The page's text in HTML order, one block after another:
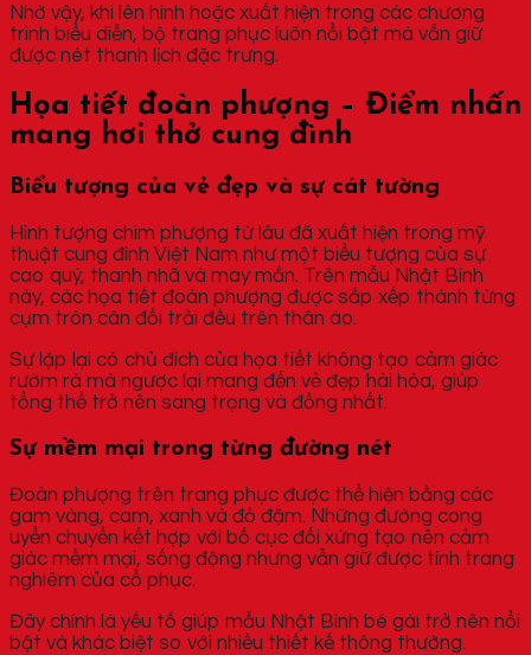
Nhờ vậy, khi lên hình hoặc xuất hiện trong các chương
trình biểu diễn, bộ trang phục luôn nổi bật mà vẫn giữ
được nét thanh lịch đặc trưng.
Họa tiết đoàn phượng – Điểm nhấn
mang hơi thở cung đình
Biểu tượng của vẻ đẹp và sự cát tường
Hình tượng chim phượng từ lâu đã xuất hiện trong mỹ
thuật cung đình Việt Nam như một biểu tượng của sự
cao quý, thanh nhã và may mắn. Trên mẫu Nhật Bình
này, các họa tiết đoàn phượng được sắp xếp thành từng
cụm tròn cân đối trải đều trên thân áo.
Sự lặp lại có chủ đích của họa tiết không tạo cảm giác
rườm rà mà ngược lại mang đến vẻ đẹp hài hòa, giúp
tổng thể trở nên sang trọng và đồng nhất.
Sự mềm mại trong từng đường nét
Đoàn phượng trên trang phục được thể hiện bằng các
gam vàng, cam, xanh và đỏ đậm. Những đường cong
uyển chuyển kết hợp với bố cục đối xứng tạo nên cảm
giác mềm mại, sống động nhưng vẫn giữ được tính trang
nghiêm của cổ phục.
Đây chính là yếu tố giúp mẫu Nhật Bình bé gái trở nên nổi
bật và khác biệt so với nhiều thiết kế thông thường.